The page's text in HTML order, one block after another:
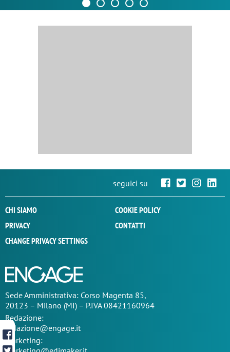
seguici su
CHI SIAMO
COOKIE POLICY
PRIVACY
CONTATTI
CHANGE PRIVACY SETTINGS
SedeAmministrativa: Corso Magenta 85,
20123 – Milano (MI) – P.IVA 08421160964
Redazione:
redazione@engage.it
Marketing: